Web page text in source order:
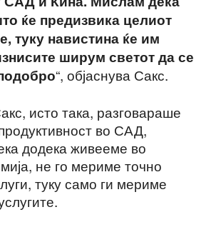
ќе предизвика целиот
туку навистина ќе им
ширум светот да се
“, објаснува Сакс.
исто така, разговараше
во САД,
додека живееме во
не го мериме точно
туку само ги мериме